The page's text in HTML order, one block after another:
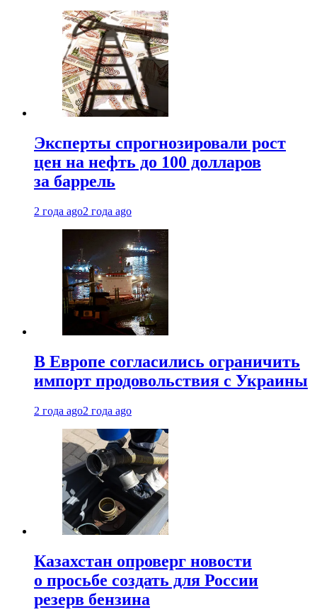
Эксперты спрогнозировали рост
цен на нефть до 100 долларов
за баррель
2 года ago2 года ago
В Европе согласились ограничить
импорт продовольствия с Украины
2 года ago2 года ago
Казахстан опроверг новости
о просьбе создать для России
резерв бензина